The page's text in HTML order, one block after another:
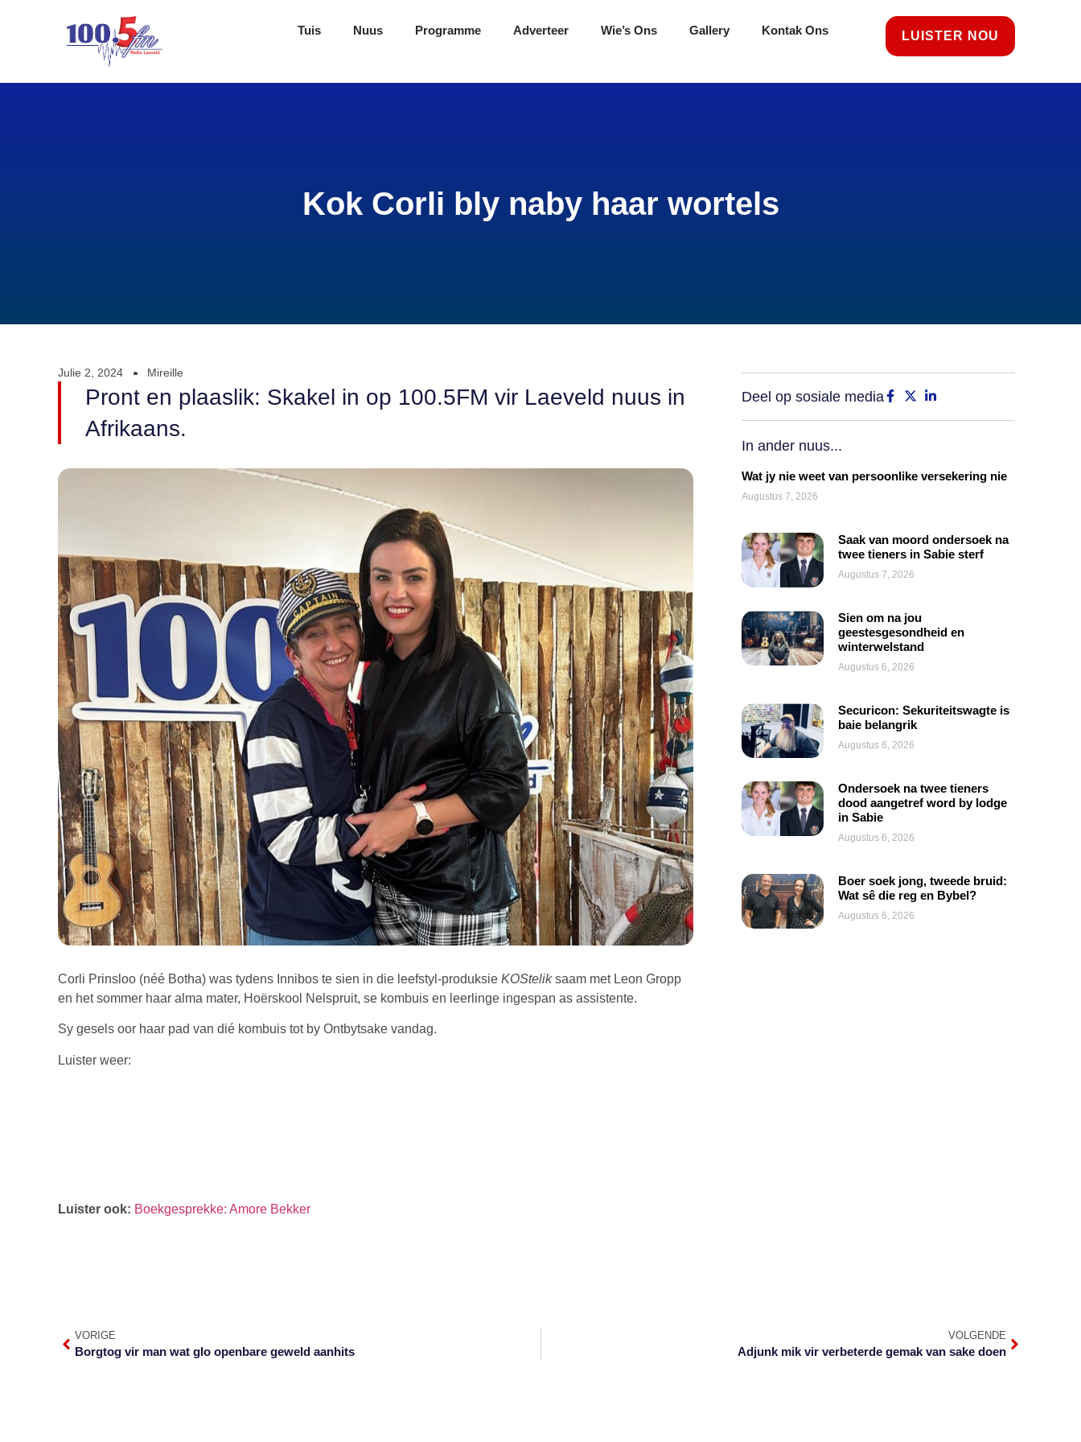
Tuis Nuus Programme Adverteer Wie’s Ons Gallery Kontak Ons LUISTER NOU
Kok Corli bly naby haar wortels
Julie 2, 2024 Mireille
Pront en plaaslik: Skakel in op 100.5FM vir Laeveld nuus in
Afrikaans.
Corli Prinsloo (néé Botha) was tydens Innibos te sien in die leefstyl-produksie KOSteliksaam met Leon Gropp
en het sommer haar alma mater, Hoërskool Nelspruit, se kombuis en leerlinge ingespan as assistente.
Sy gesels oor haar pad van dié kombuis tot by Ontbytsake vandag.
Luister weer:
Luister ook: Boekgesprekke: Amore Bekker
Deel op sosiale media
In ander nuus...
Wat jy nie weet van persoonlike versekering nie
Augustus 7, 2026
Saak van moord ondersoek na
twee tieners in Sabie sterf
Augustus 7, 2026
Sien om na jou
geestesgesondheid en
winterwelstand
Augustus 6, 2026
Securicon: Sekuriteitswagte is
baie belangrik
Augustus 6, 2026
Ondersoek na twee tieners
dood aangetref word by lodge
in Sabie
Augustus 6, 2026
Boer soek jong, tweede bruid:
Wat sê die reg en Bybel?
Augustus 6, 2026
VORIGE
Borgtog vir man wat glo openbare geweld aanhits
VOLGENDE
Adjunk mik vir verbeterde gemak van sake doen